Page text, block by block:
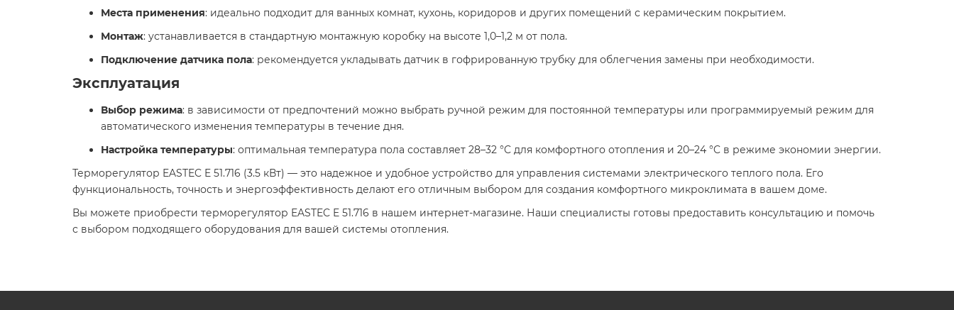
Места применения: идеально подходит для ванных комнат, кухонь, коридоров и других помещений с керамическим покрытием.​
Монтаж: устанавливается в стандартную монтажную коробку на высоте 1,0–1,2 м от пола.​
Подключение датчика пола: рекомендуется укладывать датчик в гофрированную трубку для облегчения замены при необходимости.​
Эксплуатация
Выбор режима: в зависимости от предпочтений можно выбрать ручной режим для постоянной температуры или программируемый режим для
автоматического изменения температуры в течение дня.​
Настройка температуры: оптимальная температура пола составляет 28–32 °C для комфортного отопления и 20–24 °C в режиме экономии энергии.​
Терморегулятор EASTEC E 51.716 (3.5 кВт) — это надежное и удобное устройство для управления системами электрического теплого пола. Его
функциональность, точность и энергоэффективность делают его отличным выбором для создания комфортного микроклимата в вашем доме.​
Вы можете приобрести терморегулятор EASTEC E 51.716 в нашем интернет-магазине. Наши специалисты готовы предоставить консультацию и помочь
с выбором подходящего оборудования для вашей системы отопления.​